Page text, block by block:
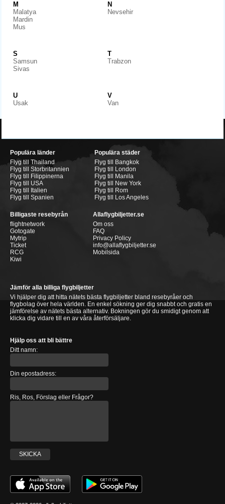
M
Malatya
Mardin
Mus
N
Nevsehir
S
Samsun
Sivas
T
Trabzon
U
Usak
V
Van
Populära länder
Flyg till Thailand
Flyg till Storbritannien
Flyg till Filippinerna
Flyg till USA
Flyg till Italien
Flyg till Spanien
Populära städer
Flyg till Bangkok
Flyg till London
Flyg till Manila
Flyg till New York
Flyg till Rom
Flyg till Los Angeles
Billigaste resebyrån
flightnetwork
Gotogate
Mytrip
Ticket
RCG
Kiwi
Allaflygbiljetter.se
Om oss
FAQ
Privacy Policy
info@allaflygbiljetter.se
Mobilsida
Jämför alla billiga flygbiljetter
Vi hjälper dig att hitta nätets bästa flygbiljetter bland resebyråer och
flygbolag över hela världen. En enkel sökning ger dig snabbt och gratis en
jämförelse av nätets bästa alternativ. Bokningen gör du smidigt genom att
klicka dig vidare till en av våra återförsäljare.
Hjälp oss att bli bättre
Ditt namn:
Din epostadress:
Ris, Ros, Förslag eller Frågor?
SKICKA